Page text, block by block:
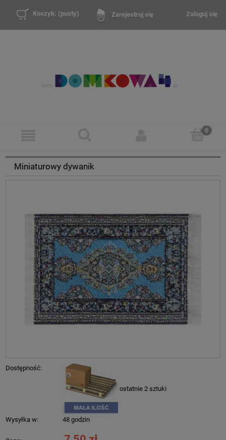
Zarejestruj się Zaloguj się
Koszyk: (pusty)
Miniaturowy dywanik
Dostępność:
ostatnie 2 sztuki
Wysyłka w: 48 godzin